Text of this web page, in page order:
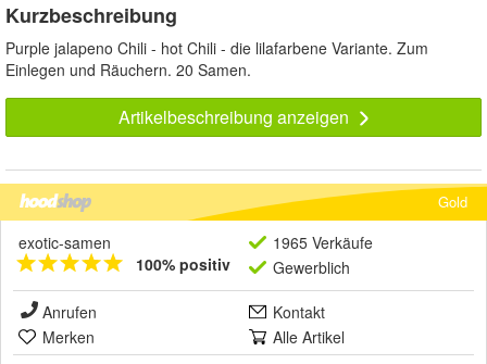
Kurzbeschreibung
Purple jalapeno Chili - hot Chili - die lilafarbene Variante. Zum
Einlegen und Räuchern. 20 Samen.
Artikelbeschreibung anzeigen
Gold
exotic-samen
100% positiv
1965 Verkäufe
Gewerblich
Anrufen
Kontakt
Merken
Alle Artikel